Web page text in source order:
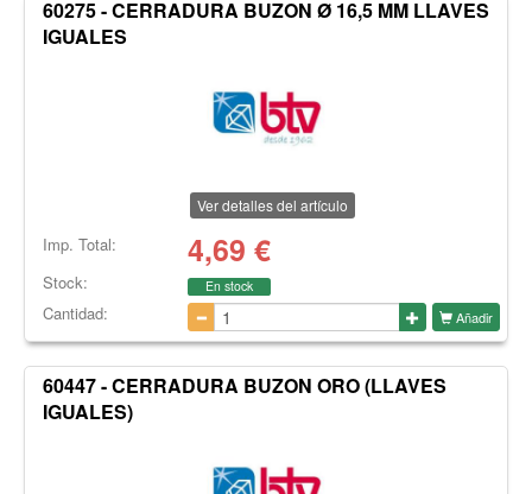
60275 - CERRADURA BUZON Ø 16,5 MM LLAVES
IGUALES
Ver detalles del artículo
Imp. Total: 4,69 €
Stock: En stock
Cantidad: Añadir
60447 - CERRADURA BUZON ORO (LLAVES
IGUALES)